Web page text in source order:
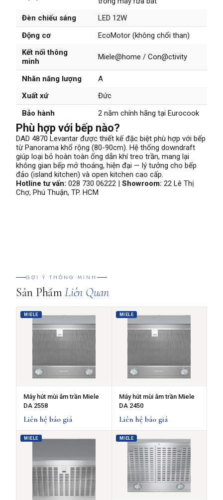
Đèn chiếu sáng
LED 12W
Động cơ
EcoMotor (không chổi than)
Kết nối thông
minh
Miele@home / Con@ctivity
Nhãn năng lượng
A
Xuất xứ
Đức
Bảo hành
2 năm chính hãng tại Eurocook
Phù hợp với bếp nào?
DAD 4870 Levantar được thiết kế đặc biệt phù hợp với bếp
từ Panorama khổ rộng (80-90cm). Hệ thống downdraft
giúp loại bỏ hoàn toàn ống dẫn khí treo trần, mang lại
không gian bếp mở thoáng, hiện đại — lý tưởng cho bếp
đảo (island kitchen) và open kitchen cao cấp.
Hotline tư vấn: 028 730 06222 | Showroom: 22 Lê Thị
Chợ, Phú Thuận, TP. HCM
GỢI Ý THÔNG MINH
Sản PhẩmLiên Quan
MIELE
Máy hút mùi âm trần Miele
DA 2558
Liên hệ báo giá
MIELE
Máy hút mùi âm trần Miele
DA 2450
Liên hệ báo giá
MIELE MIELE